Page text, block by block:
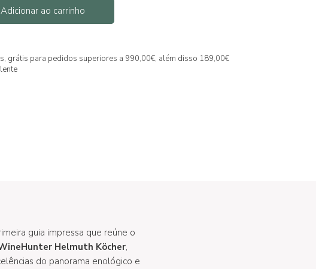
Adicionar ao carrinho
grátis para pedidos superiores a 990,00€, além disso 189,00€
guia impressa que reúne o
Helmuth Köcher,
do panorama enológico e